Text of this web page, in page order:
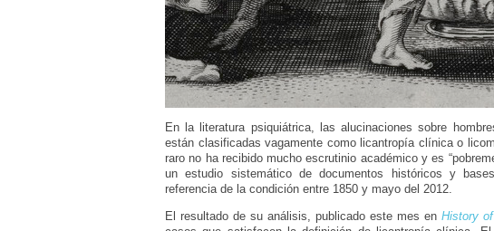
En la literatura psiquiátrica, las alucinaciones sobre
están clasificadas vagamente como licantropía clínica o
raro no ha recibido mucho escrutinio académico y es
un estudio sistemático de documentos históricos y
referencia de la condición entre 1850 y mayo del 2012.
El resultado de su análisis, publicado este mes en History